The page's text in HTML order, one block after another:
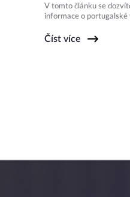
V tomto článku se
informace o portugalské
Číst více